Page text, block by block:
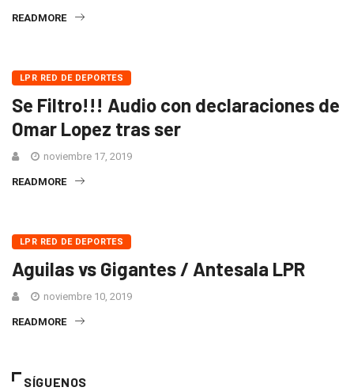
READMORE
LPR RED DE DEPORTES
Se Filtro!!! Audio con declaraciones de
Omar Lopez tras ser
noviembre 17, 2019
READMORE
LPR RED DE DEPORTES
Aguilas vs Gigantes / Antesala LPR
noviembre 10, 2019
READMORE
SÍGUENOS